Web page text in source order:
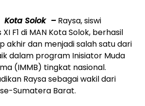
Solok – Raysa, siswi
F1 di MAN Kota Solok, berhasil
akhir dan menjadi salah satu dari
dalam program Inisiator Muda
(IMMB) tingkat nasional.
Raysa sebagai wakil dari
Sumatera Barat.